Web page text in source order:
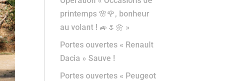
printemps 🌸🌹, bonheur
au volant ! 🚙🌷🌼 »
Portes ouvertes « Renault
Dacia » Sauve !
Portes ouvertes « Peugeot